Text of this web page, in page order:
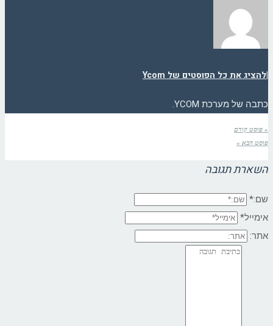
|להציג את כל הפוסטים של Ycom
כתבה של מערכת YCOM.
« פוסט קודם
פוסט הבא »
השארת תגובה
שם:*
אימייל*
אתר: